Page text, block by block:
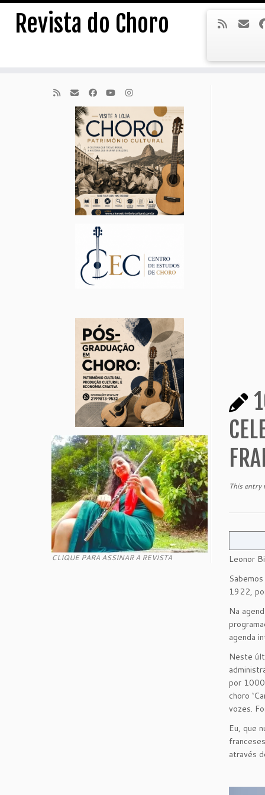
Skip
contentRevista do Choro
CLIQUE PARA ASSINAR A REVISTA
This entry
Leonor
1922,
Na
agenda
Neste
por
choro
vozes.
Eu, que
através